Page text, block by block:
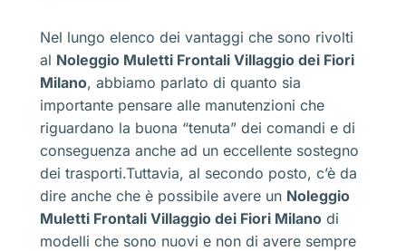
Nel lungo elenco dei vantaggi che sono rivolti
al Noleggio Muletti Frontali Villaggio dei Fiori
Milano, abbiamo parlato di quanto sia
importante pensare alle manutenzioni che
riguardano la buona “tenuta” dei comandi e di
conseguenza anche ad un eccellente sostegno
dei trasporti.Tuttavia, al secondo posto, c’è da
dire anche che è possibile avere un Noleggio
Muletti Frontali Villaggio dei Fiori Milano di
modelli che sono nuovi e non di avere sempre